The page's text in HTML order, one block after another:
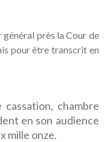
près la Cour de
pour être transcrit en
chambre
en son audience
mille onze.